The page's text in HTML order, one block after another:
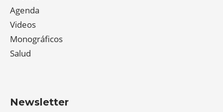
Agenda
Videos
Monográficos
Salud
Newsletter